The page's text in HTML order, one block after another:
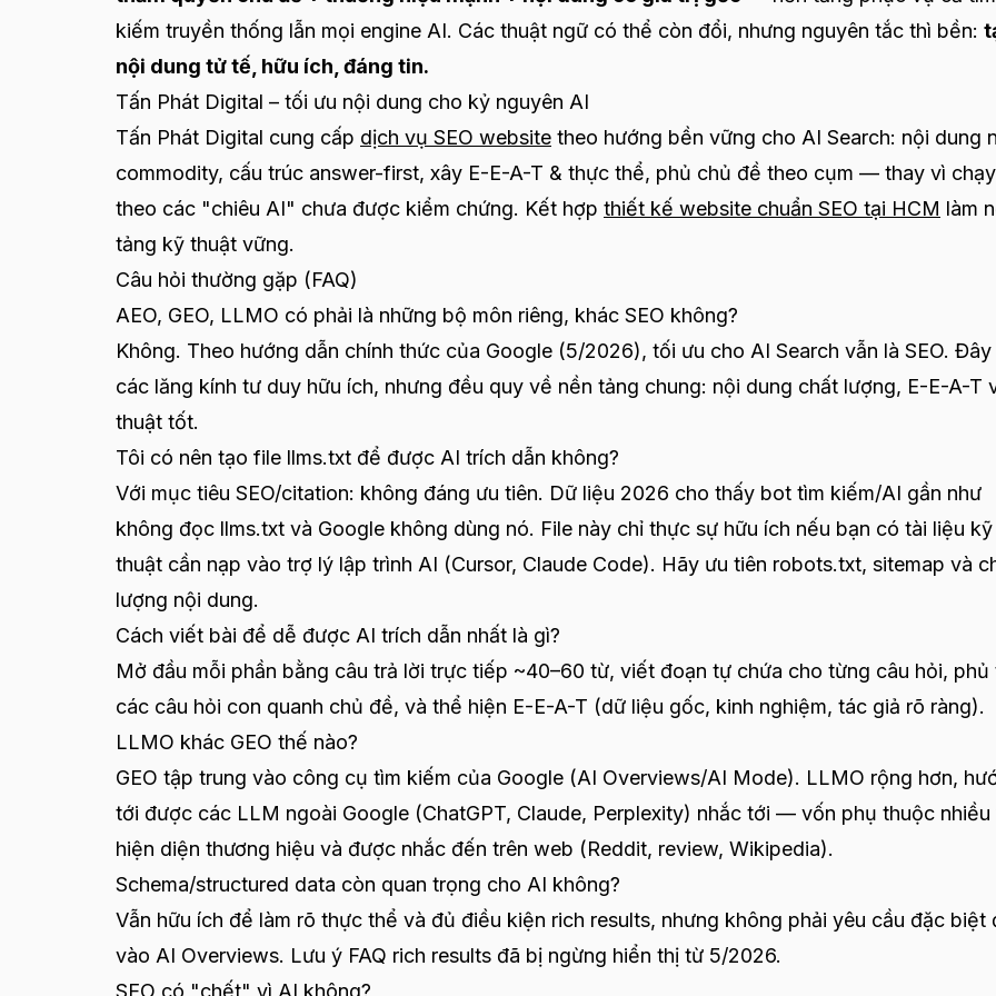
kiếm truyền thống lẫn mọi engine AI. Các thuật ngữ có thể còn đổi, nhưng nguyên tắc thì bền:
nội dung tử tế, hữu ích, đáng tin.
Tấn Phát Digital – tối ưu nội dung cho kỷ nguyên AI
Tấn Phát Digital cung cấp dịch vụ SEO website theo hướng bền vững cho AI Search: nội dung
commodity, cấu trúc answer-first, xây E-E-A-T & thực thể, phủ chủ đề theo cụm — thay vì chạy
theo các "chiêu AI" chưa được kiểm chứng. Kết hợp thiết kế website chuẩn SEO tại HCM làm
tảng kỹ thuật vững.
Câu hỏi thường gặp (FAQ)
AEO, GEO, LLMO có phải là những bộ môn riêng, khác SEO không?
Không. Theo hướng dẫn chính thức của Google (5/2026), tối ưu cho AI Search vẫn là SEO. Đây
các lăng kính tư duy hữu ích, nhưng đều quy về nền tảng chung: nội dung chất lượng, E-E-A-T
thuật tốt.
Tôi có nên tạo file llms.txt để được AI trích dẫn không?
Với mục tiêu SEO/citation: không đáng ưu tiên. Dữ liệu 2026 cho thấy bot tìm kiếm/AI gần như
không đọc llms.txt và Google không dùng nó. File này chỉ thực sự hữu ích nếu bạn có tài liệu kỹ
thuật cần nạp vào trợ lý lập trình AI (Cursor, Claude Code). Hãy ưu tiên robots.txt, sitemap và
lượng nội dung.
Cách viết bài để dễ được AI trích dẫn nhất là gì?
Mở đầu mỗi phần bằng câu trả lời trực tiếp ~40–60 từ, viết đoạn tự chứa cho từng câu hỏi, phủ
các câu hỏi con quanh chủ đề, và thể hiện E-E-A-T (dữ liệu gốc, kinh nghiệm, tác giả rõ ràng).
LLMO khác GEO thế nào?
GEO tập trung vào công cụ tìm kiếm của Google (AI Overviews/AI Mode). LLMO rộng hơn,
tới được các LLM ngoài Google (ChatGPT, Claude, Perplexity) nhắc tới — vốn phụ thuộc nhiều
hiện diện thương hiệu và được nhắc đến trên web (Reddit, review, Wikipedia).
Schema/structured data còn quan trọng cho AI không?
Vẫn hữu ích để làm rõ thực thể và đủ điều kiện rich results, nhưng không phải yêu cầu đặc biệt
vào AI Overviews. Lưu ý FAQ rich results đã bị ngừng hiển thị từ 5/2026.
SEO có "chết" vì AI không?